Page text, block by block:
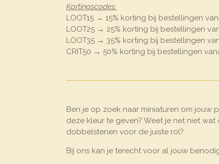
Kortingscodes:
LOOT15 → 15% korting bij bestellingen
LOOT25 → 25% korting bij bestellingen
LOOT35 → 35% korting bij bestellingen
CRIT50 → 50% korting bij bestellingen
Ben je op zoek naar miniaturen om jouw
deze kleur te geven? Weet je net niet
dobbelstenen voor de juiste rol?
Bij ons kan je terecht voor al jouw